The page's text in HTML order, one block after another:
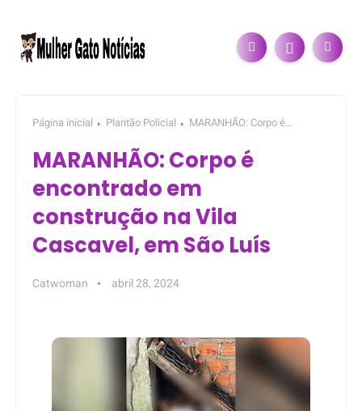
Página inicial Plantão Policial
MARANHÃO: Corpo é
encontrado em construção na Vila Cascavel, em São Luís
MARANHÃO: Corpo é
encontrado em
construção na Vila
Cascavel, em São Luís
Catwoman abril 28, 2024